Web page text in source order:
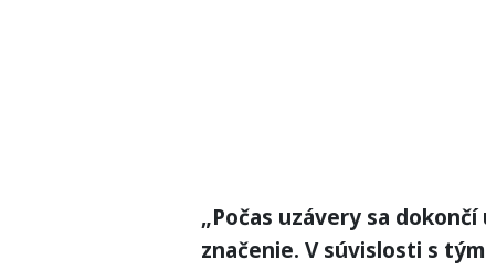
„Počas uzávery sa
značenie. V súvislosti s